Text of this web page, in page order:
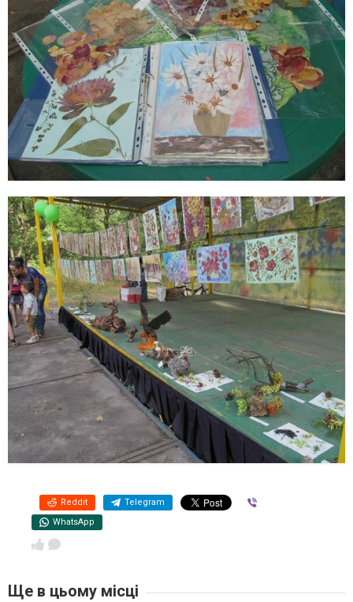
Reddit Telegram
WhatsApp
Ще в цьому місці